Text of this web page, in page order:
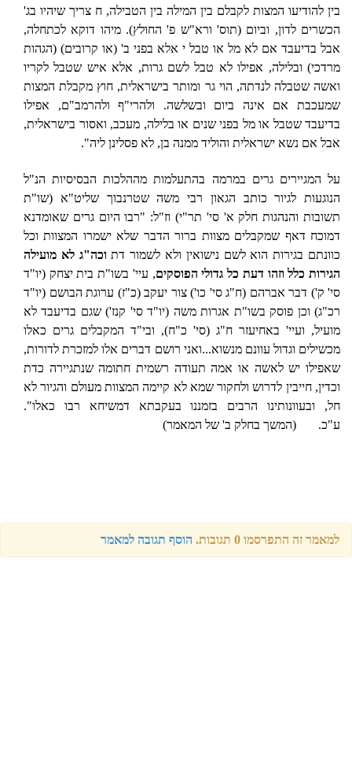
בין להודיעו המצות לקבלם בין המילה בין הטבילה, ח צריך שיהיו בג'
הכשרים לדון, וביום (תוס' ורא"ש פ' החולץ). מיהו דוקא לכתחלה,
אבל בדיעבד אם לא מל או טבל י אלא בפני ב' (או קרובים) (הגהות
מרדכי) ובלילה, אפילו לא טבל לשם גרות, אלא איש שטבל לקריו
ואשה שטבלה לנדתה, הוי גר ומותר בישראלית, חוץ מקבלת המצות
שמעכבת אם אינה ביום ובשלשה. ולהרי"ף ולהרמב"ם, אפילו
בדיעבד שטבל או מל בפני שנים או בלילה, מעכב, ואסור בישראלית,
אבל אם נשא ישראלית והוליד ממנה בן, לא פסלינן ליה".
על המגיירים גרים במרמה בהתעלמות מההלכות הבסיסיות הנ"ל
הנוגעות לגיור כותב הגאון רבי משה שטרנבוך שליט"א (שו"ת
תשובות והנהגות חלק א' סי' תר"י) וז"ל: "רבו היום גרים שאומדנא
דמוכח דאף שמקבלים מצוות ברור הדבר שלא ישמרו המצוות וכל
כוונתם בגירות הוא לשם נישואין ולא לשמור דת וכה"ג לא מועילה
הגירות כלל וזהו דעת כל גדולי הפוסקים, עיי' בשו"ת בית יצחק (יו"ד
סי' ק') דבר אברהם (ח"ג סי' כו') צור יעקב (כ"ז) ערוגת הבושם (יו"ד
רכ"ג) וכן פוסק בשו"ת אגרות משה (יו"ד סי' קנז') שגם בדיעבד לא
מועיל, ועיי' באחיעזר ח"ג (סי' כ"ח), ובי"ד המקבלים גרים כאלו
מכשילים וגדול עוונם מנשוא...ואני רושם דברים אלו למזכרת לדורות,
שאפילו יש לאשה או אמה תעודה רשמית חתומה שנתגיירה כדת
וכדין, חייבין לדרוש ולחקור שמא לא קיימה המצוות מעולם והגיור לא
חל, ובעוונותינו הרבים בזמננו בעקבתא דמשיחא רבו כאלו".
ע"כ. (המשך בחלק ב' של המאמר)
למאמר זה התפרסמו 0 תגובות. הוסף תגובה למאמר